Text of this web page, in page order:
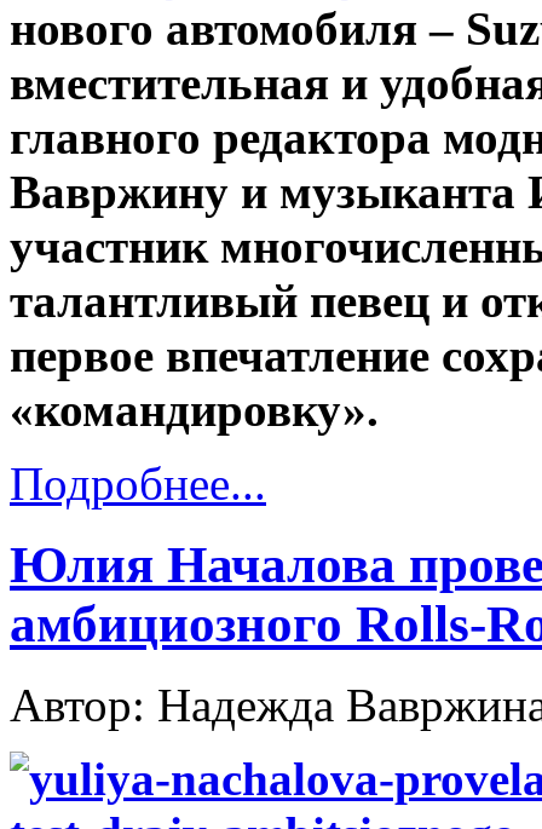
нового автомобиля –
вместительная и
главного редактора
Вавржину и
участник
талантливый певец и
первое впечатление
«командировку».
Подробнее...
Юлия Началова
амбициозного Rolls-
Автор: Надежда